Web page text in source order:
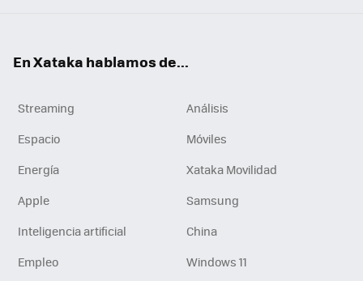
En Xataka hablamos de...
Streaming
Análisis
Espacio
Móviles
Energía
Xataka Movilidad
Apple
Samsung
Inteligencia artificial
China
Empleo
Windows 11